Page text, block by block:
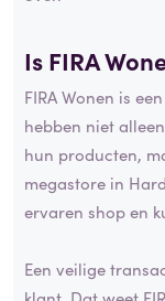
Is FIRA
FIRA Wonen is
hebben niet
hun producten,
megastore in
ervaren shop en
Een veilige